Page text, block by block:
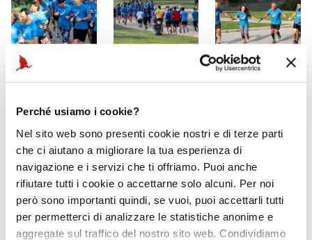
Perché usiamo i cookie?
Nel sito web sono presenti cookie nostri e di terze parti
che ci aiutano a migliorare la tua esperienza di
navigazione e i servizi che ti offriamo. Puoi anche
rifiutare tutti i cookie o accettarne solo alcuni. Per noi
però sono importanti quindi, se vuoi, puoi accettarli tutti
per permetterci di analizzare le statistiche anonime e
aggregate sul traffico del nostro sito web. Condividiamo